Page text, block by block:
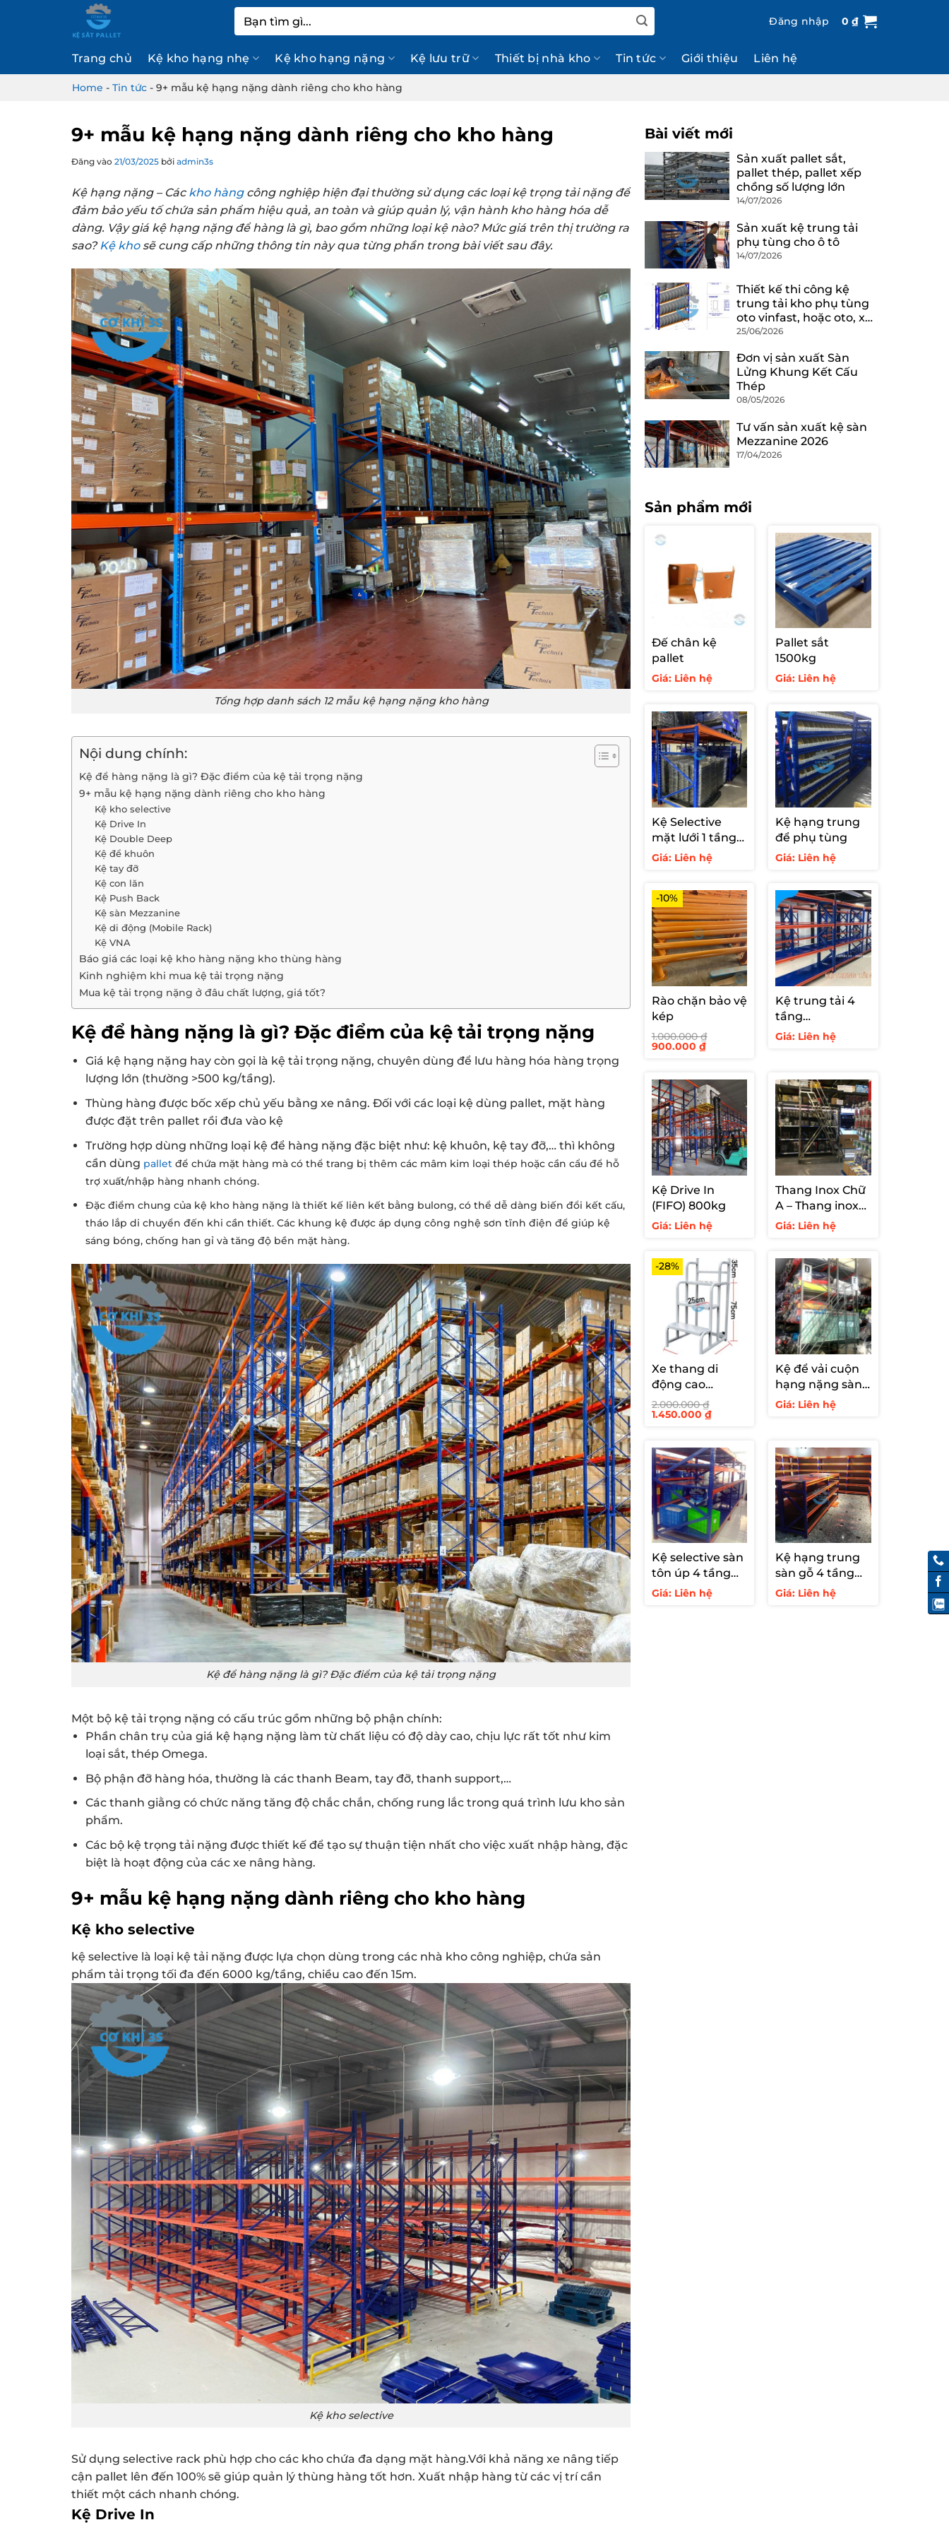
kiếm:
Đăng nhập 0₫
Trang chủ Kệ kho hạng nhẹ Kệ kho hạng nặng Kệ lưu trữ Thiết bị nhà kho Tin tức Giới thiệu Liên hệ
Home - Tin tức - 9+ mẫu kệ hạng nặng dành riêng cho kho hàng
9+ mẫu kệ hạng nặng dành riêng cho kho hàng
Đăng vào 21/03/2025 bởi admin3s
Kệ hạng nặng – Các kho hàngcông nghiệp hiện đại thường sử dụng các loại kệ trọng tải nặng để
đảm bảo yếu tố chứa sản phẩm hiệu quả, an toàn và giúp quản lý, vận hành kho hàng hóa dễ
dàng. Vậy giá kệ hạng nặng để hàng là gì, bao gồm những loại kệ nào? Mức giá trên thị trường ra
sao? Kệ khosẽ cung cấp những thông tin này qua từng phần trong bài viết sau đây.
Tổng hợp danh sách 12 mẫu kệ hạng nặng kho hàng
Nội dung chính:
Kệ để hàng nặng là gì? Đặc điểm của kệ tải trọng nặng
9+ mẫu kệ hạng nặng dành riêng cho kho hàng
Kệ kho selective
Kệ Drive In
Kệ Double Deep
Kệ để khuôn
Kệ tay đỡ
Kệ con lăn
Kệ Push Back
Kệ sàn Mezzanine
Kệ di động (Mobile Rack)
Kệ VNA
Báo giá các loại kệ kho hàng nặng kho thùng hàng
Kinh nghiệm khi mua kệ tải trọng nặng
Mua kệ tải trọng nặng ở đâu chất lượng, giá tốt?
Kệ để hàng nặng là gì? Đặc điểm của kệ tải trọng nặng
Giá kệ hạng nặng hay còn gọi là kệ tải trọng nặng, chuyên dùng để lưu hàng hóa hàng trọng
lượng lớn (thường >500 kg/tầng).
Thùng hàng được bốc xếp chủ yếu bằng xe nâng. Đối với các loại kệ dùng pallet, mặt hàng
được đặt trên pallet rồi đưa vào kệ
Trường hợp dùng những loại kệ để hàng nặng đặc biệt như: kệ khuôn, kệ tay đỡ,… thì không
cần dùng pallet để chứa mặt hàng mà có thể trang bị thêm các mâm kim loại thép hoặc cần cẩu để hỗ
trợ xuất/nhập hàng nhanh chóng.
Đặc điểm chung của kệ kho hàng nặng là thiết kế liên kết bằng bulong, có thể dễ dàng biến đổi kết cấu,
tháo lắp di chuyển đến khi cần thiết. Các khung kệ được áp dụng công nghệ sơn tĩnh điện để giúp kệ
sáng bóng, chống han gỉ và tăng độ bền mặt hàng.
Kệ để hàng nặng là gì? Đặc điểm của kệ tải trọng nặng
Một bộ kệ tải trọng nặng có cấu trúc gồm những bộ phận chính:
Phần chân trụ của giá kệ hạng nặng làm từ chất liệu có độ dày cao, chịu lực rất tốt như kim
loại sắt, thép Omega.
Bộ phận đỡ hàng hóa, thường là các thanh Beam, tay đỡ, thanh support,…
Các thanh giằng có chức năng tăng độ chắc chắn, chống rung lắc trong quá trình lưu kho sản
phẩm.
Các bộ kệ trọng tải nặng được thiết kế để tạo sự thuận tiện nhất cho việc xuất nhập hàng, đặc
biệt là hoạt động của các xe nâng hàng.
9+ mẫu kệ hạng nặng dành riêng cho kho hàng
Kệ kho selective
kệ selective là loại kệ tải nặng được lựa chọn dùng trong các nhà kho công nghiệp, chứa sản
phẩm tải trọng tối đa đến 6000 kg/tầng, chiều cao đến 15m.
Kệ kho selective
Sử dụng selective rack phù hợp cho các kho chứa đa dạng mặt hàng.Với khả năng xe nâng tiếp
cận pallet lên đến 100% sẽ giúp quản lý thùng hàng tốt hơn. Xuất nhập hàng từ các vị trí cần
thiết một cách nhanh chóng.
Kệ Drive In
Bài viết mới
Sản xuất pallet sắt,
pallet thép, pallet xếp
chồng số lượng lớn
14/07/2026
Sản xuất kệ trung tải
phụ tùng cho ô tô
14/07/2026
Thiết kế thi công kệ
trung tải kho phụ tùng
oto vinfast, hoặc oto, xe
máy .
25/06/2026
Đơn vị sản xuất Sàn
Lửng Khung Kết Cấu
Thép
08/05/2026
Tư vấn sản xuất kệ sàn
Mezzanine 2026
17/04/2026
Sản phẩm mới
Đế chân kệ
pallet
Giá: Liên hệ
Pallet sắt
1500kg
Giá: Liên hệ
Kệ Selective
mặt lưới 1 tầng
tải 1000kg/tầng
Giá: Liên hệ
Kệ hạng trung
để phụ tùng
Giá: Liên hệ
-10%
Rào chặn bảo vệ
kép
1.000.000₫
Giá
900.000 ₫Giá
hiện
900.000 ₫.
Kệ trung tải 4
tầng
250kg/tầng
Giá: Liên hệ
Kệ Drive In
(FIFO) 800kg
Giá: Liên hệ
Thang Inox Chữ
A – Thang inox
hàn cố định cho
Giá: Liên hệ
-28%
Xe thang di
động cao
750mm
2.000.000₫
Giá
1.450.000 ₫Giá
hiện
1.450.000 ₫.
Kệ để vải cuộn
hạng nặng sàn
tôn 5 tầng tải
Giá: Liên hệ
Kệ selective sàn
tôn úp 4 tầng
800kg
Giá: Liên hệ
Kệ hạng trung
sàn gỗ 4 tầng
300kg/tầng
Giá: Liên hệ